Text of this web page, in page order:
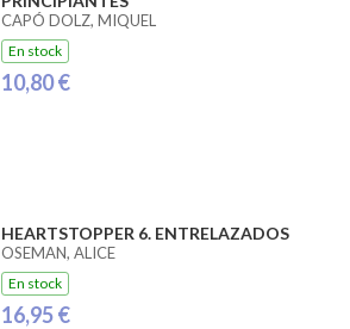
CAPÓ DOLZ, MIQUEL
En stock
10,80 €
HEARTSTOPPER 6. ENTRELAZADOS
OSEMAN, ALICE
En stock
16,95 €